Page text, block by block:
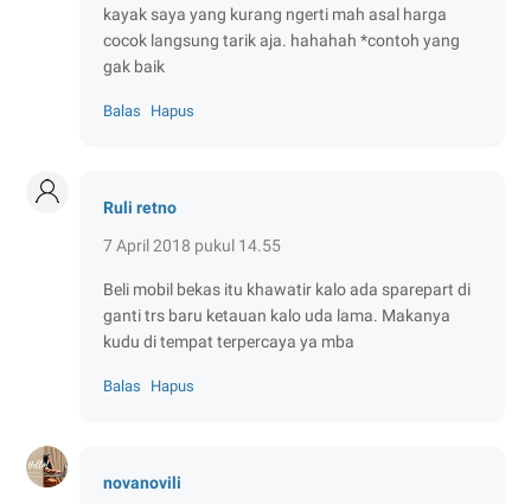
kayak saya yang kurang ngerti mah asal harga
cocok langsung tarik aja. hahahah *contoh yang
gak baik
Balas Hapus
Ruli retno
7 April 2018 pukul 14.55
Beli mobil bekas itu khawatir kalo ada sparepart di
ganti trs baru ketauan kalo uda lama. Makanya
kudu di tempat terpercaya ya mba
Balas Hapus
novanovili